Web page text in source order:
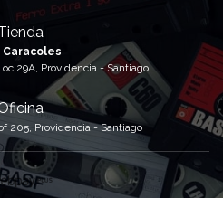
Caracoles
29A, Providencia - Santiago
205, Providencia - Santiago